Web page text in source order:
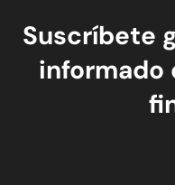
Suscríbete
informado